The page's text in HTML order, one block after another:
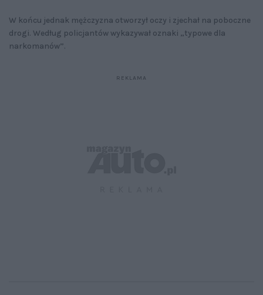
W końcu jednak mężczyzna otworzył oczy i zjechał na poboczne
drogi. Według policjantów wykazywał oznaki „typowe dla
narkomanów”.